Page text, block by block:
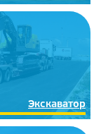
Экскаватор